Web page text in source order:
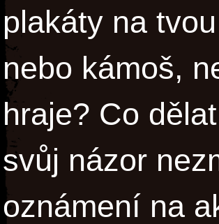
plakáty na
nebo kámoš,
hraje? Co
svůj názor
oznámení na